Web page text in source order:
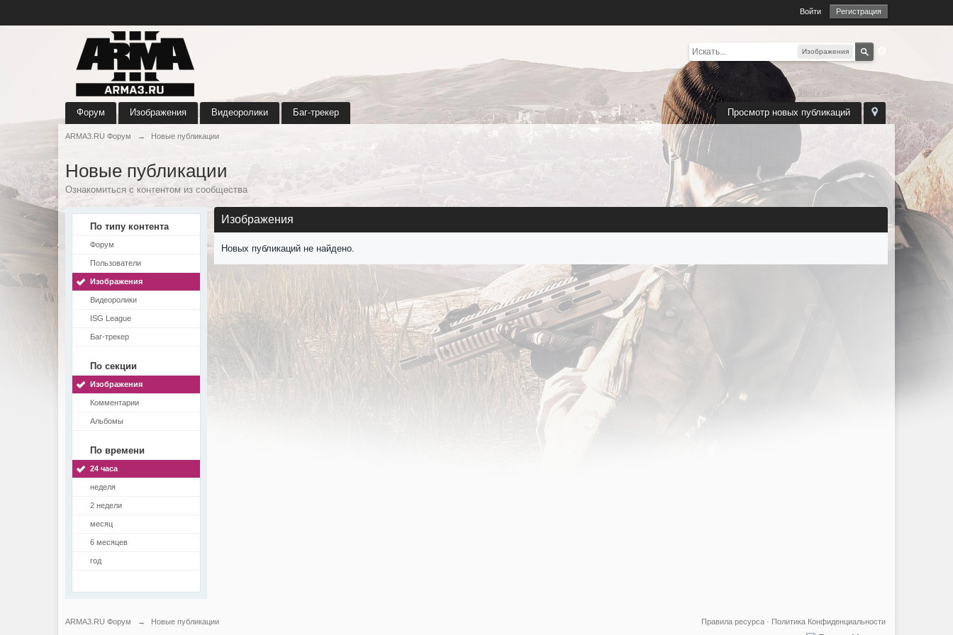
Войти Регистрация
Изображения
Просмотр новых публикаций
Форум Изображения Видеоролики Баг-трекер
ARMA3.RU Форум → Новые публикации
Новые публикации
Ознакомиться с контентом из сообщества
По типу контента
Форум
Пользователи
Изображения
Видеоролики
ISG League
Баг-трекер
По секции
Изображения
Комментарии
Альбомы
По времени
24 часа
неделя
2 недели
месяц
6 месяцев
год
Изображения
Новых публикаций не найдено.
ARMA3.RU Форум → Новые публикации Политика Конфиденциальности
Правила ресурса ·